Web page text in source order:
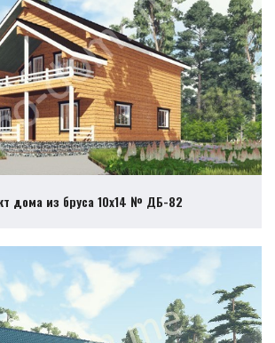
дома из бруса 10х14 № ДБ-82